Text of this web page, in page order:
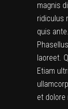
magnis
ridiculus
quis
laoreet.
Etiam
et dolore